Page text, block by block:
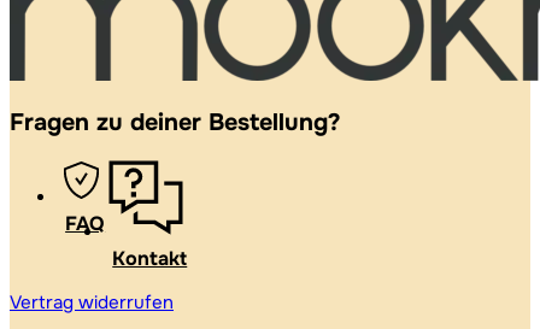
Fragen zu deiner Bestellung?
FAQ
Kontakt
Vertrag widerrufen